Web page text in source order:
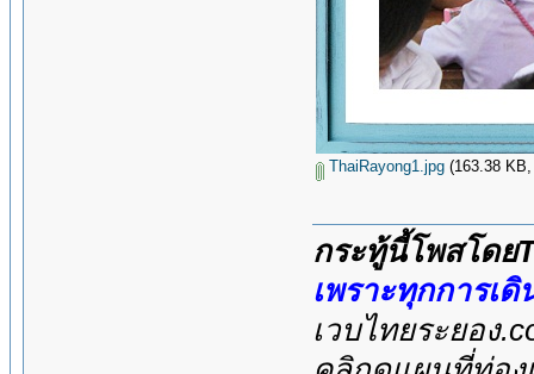
ThaiRayong1.jpg (163.38
กระทู้นี้โพสโดย
เพราะทุกการเ
เวบไทยระยอง